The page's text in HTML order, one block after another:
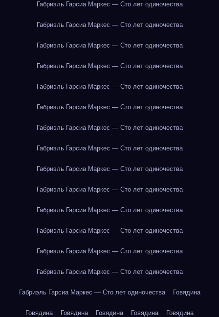
Габриэль Гарсиа Маркес — Сто лет одиночества
Габриэль Гарсиа Маркес — Сто лет одиночества
Габриэль Гарсиа Маркес — Сто лет одиночества
Габриэль Гарсиа Маркес — Сто лет одиночества
Габриэль Гарсиа Маркес — Сто лет одиночества
Габриэль Гарсиа Маркес — Сто лет одиночества
Габриэль Гарсиа Маркес — Сто лет одиночества
Габриэль Гарсиа Маркес — Сто лет одиночества
Габриэль Гарсиа Маркес — Сто лет одиночества
Габриэль Гарсиа Маркес — Сто лет одиночества
Габриэль Гарсиа Маркес — Сто лет одиночества
Габриэль Гарсиа Маркес — Сто лет одиночества
Габриэль Гарсиа Маркес — Сто лет одиночества
Габриэль Гарсиа Маркес — Сто лет одиночества
Габриэль Гарсиа Маркес — Сто лет одиночества Говядина
Говядина Говядина Говядина Говядина Говядина